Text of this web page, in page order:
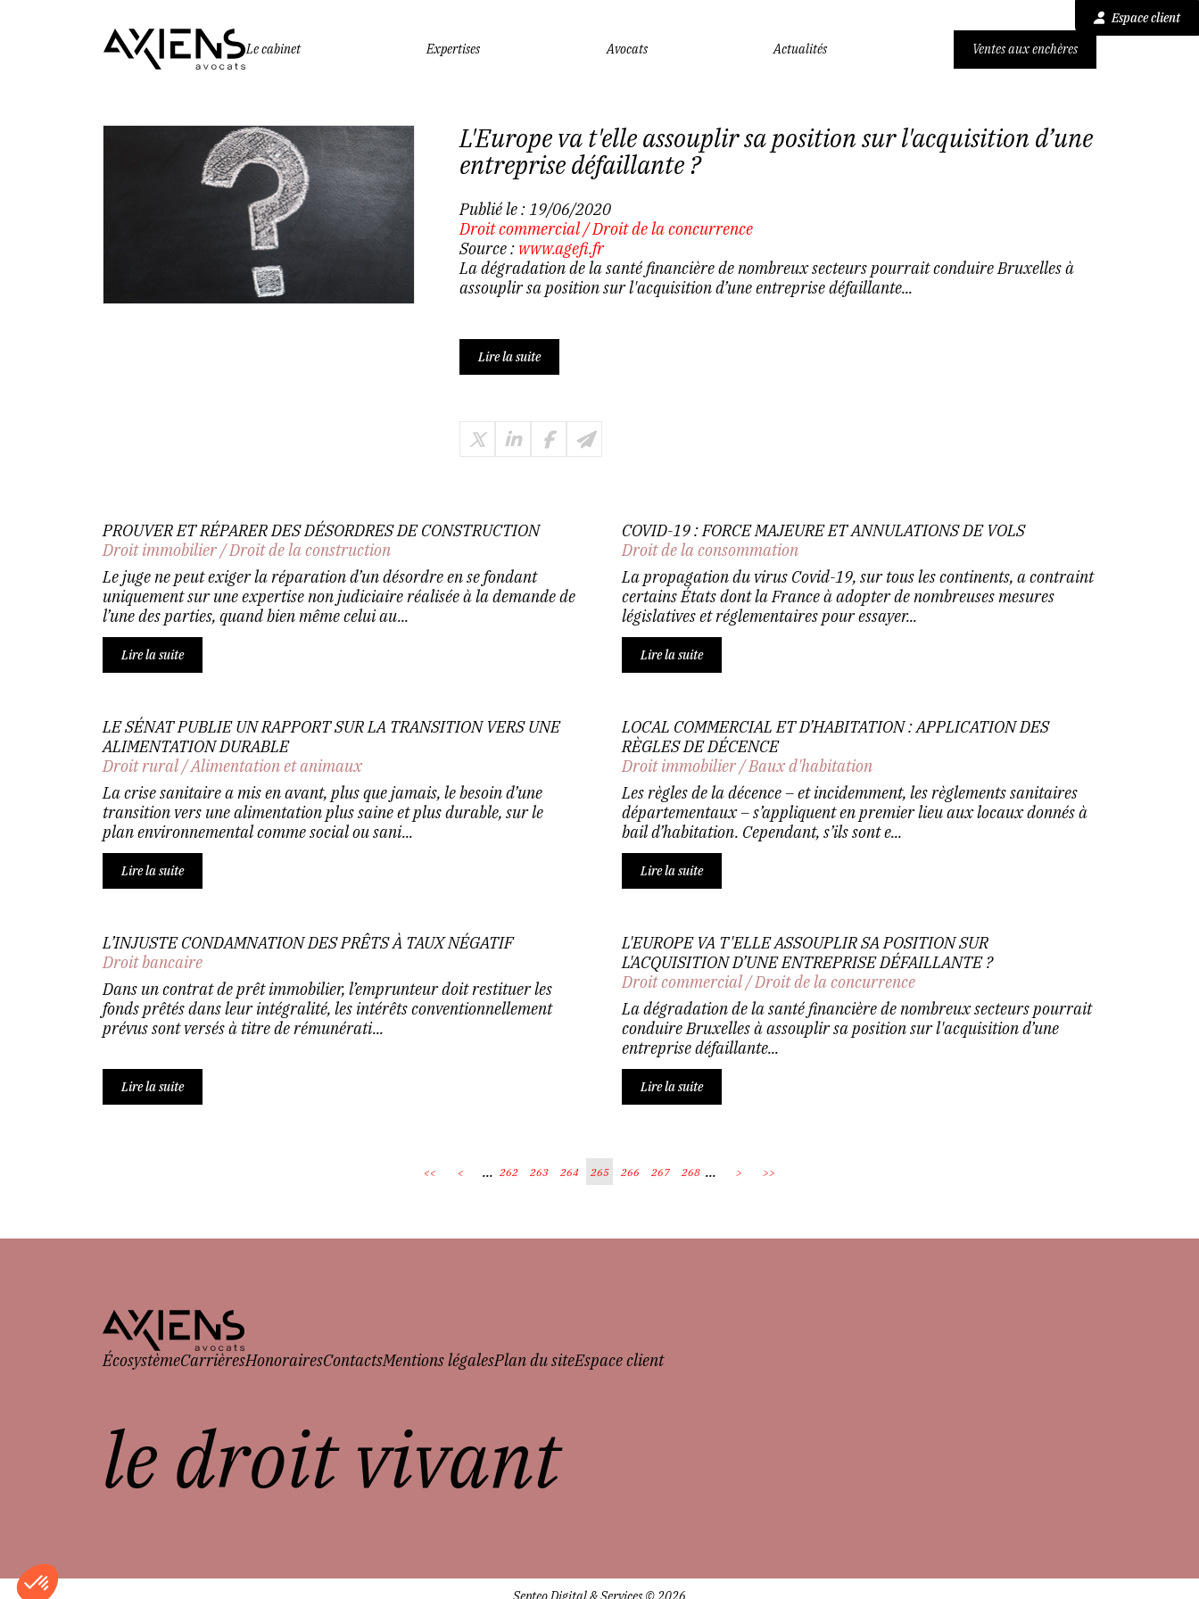
Espace client
Le cabinet
Expertises Avocats Actualités Ventes aux enchères
L'Europe va t'elle assouplir sa position sur l'acquisition d’une
entreprise défaillante ?
Publié le :19/06/2020
Droit commercial/Droit de la concurrence
Source : www.agefi.fr
La dégradation de la santé financière de nombreux secteurs pourrait conduire Bruxelles à
assouplir sa position sur l'acquisition d’une entreprise défaillante...
Lire la suite
PROUVER ET RÉPARER DES DÉSORDRES DE CONSTRUCTION
Droit immobilier/Droit de la construction
Le juge ne peut exiger la réparation d’un désordre en se fondant
uniquement sur une expertise non judiciaire réalisée à la demande de
l’une des parties, quand bien même celui au...
Lire la suite
COVID-19 : FORCE MAJEURE ET ANNULATIONS DE VOLS
Droit de la consommation
La propagation du virus Covid-19, sur tous les continents, a contraint
certains États dont la France à adopter de nombreuses mesures
législatives et réglementaires pour essayer...
Lire la suite
LE SÉNAT PUBLIE UN RAPPORT SUR LA TRANSITION VERS UNE
ALIMENTATION DURABLE
Droit rural/Alimentation et animaux
La crise sanitaire a mis en avant, plus que jamais, le besoin d’une
transition vers une alimentation plus saine et plus durable, sur le
plan environnemental comme social ou sani...
Lire la suite
LOCAL COMMERCIAL ET D’HABITATION : APPLICATION DES
RÈGLES DE DÉCENCE
Droit immobilier/Baux d'habitation
Les règles de la décence – et incidemment, les règlements sanitaires
départementaux – s’appliquent en premier lieu aux locaux donnés à
bail d’habitation. Cependant, s’ils sont e...
Lire la suite
L’INJUSTE CONDAMNATION DES PRÊTS À TAUX NÉGATIF
Droit bancaire
Dans un contrat de prêt immobilier, l’emprunteur doit restituer les
fonds prêtés dans leur intégralité, les intérêts conventionnellement
prévus sont versés à titre de rémunérati...
Lire la suite
L'EUROPE VA T'ELLE ASSOUPLIR SA POSITION SUR
L'ACQUISITION D’UNE ENTREPRISE DÉFAILLANTE ?
Droit commercial/Droit de la concurrence
La dégradation de la santé financière de nombreux secteurs pourrait
conduire Bruxelles à assouplir sa position sur l'acquisition d’une
entreprise défaillante...
Lire la suite
<< < ... 262 263 264 265 266 267 268 ... > >>
ÉcosystèmeCarrièresHonorairesContactsMentions légalesPlan du siteEspace client
le droit vivant